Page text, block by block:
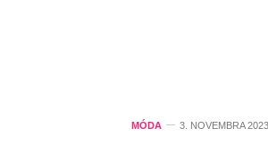
MÓDA 3. NOVEMBRA 2023